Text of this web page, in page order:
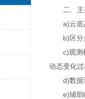
二、主
a)云底高
b)区分多
c)观测模
动态变化
d)数据记
e)辅助瞄